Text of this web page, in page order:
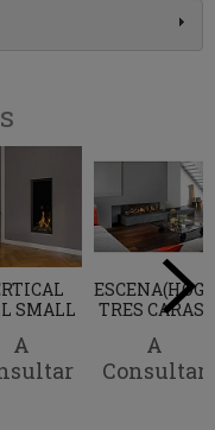
SMALL
A
TRES CARAS)
A
Consultar